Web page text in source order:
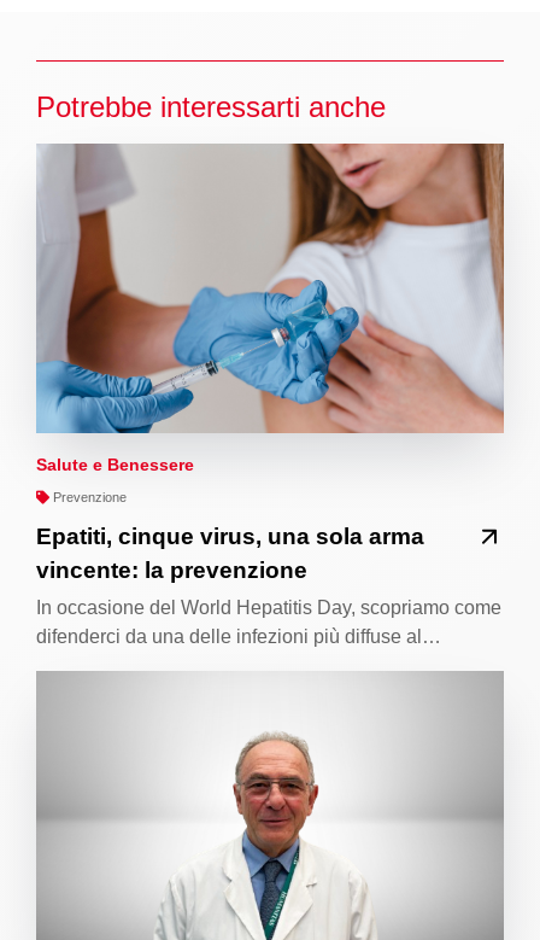
Potrebbe interessarti anche
Salute e Benessere
Prevenzione
Epatiti, cinque virus, una sola arma
vincente: la prevenzione
In occasione del World Hepatitis Day, scopriamo come
difenderci da una delle infezioni più diffuse al…